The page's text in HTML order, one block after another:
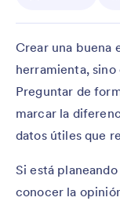
Crear una buena
herramienta,
Preguntar de
marcar la
datos útiles que
Si está
conocer la